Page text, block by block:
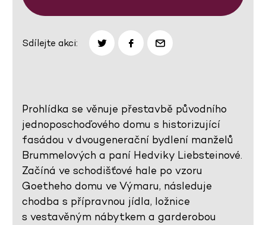
Sdílejte akci:
Prohlídka se věnuje přestavbě původního
jednoposchoďového domu s historizující
fasádou v dvougenerační bydlení manželů
Brummelových a paní Hedviky Liebsteinové.
Začíná ve schodišťové hale po vzoru
Goetheho domu ve Výmaru, následuje
chodba s přípravnou jídla, ložnice
s vestavěným nábytkem a garderobou